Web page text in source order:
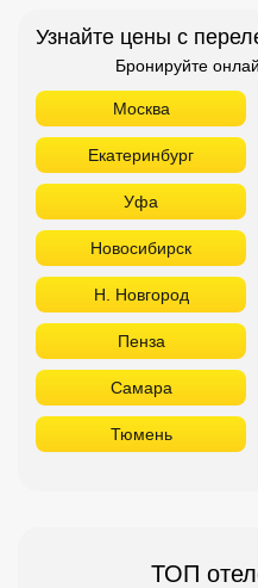
Узнайте цены с
Бронируйте
Москва
Екатеринбург
Уфа
Новосибирск
Н. Новгород
Пенза
Самара
Тюмень
ТОП